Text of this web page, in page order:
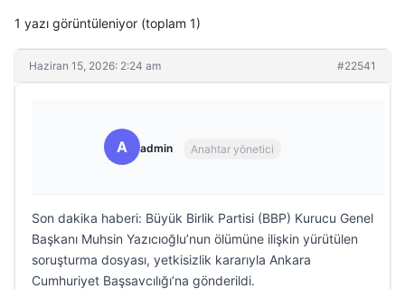
1 yazı görüntüleniyor (toplam 1)
Haziran 15, 2026: 2:24 am #22541
A admin Anahtar yönetici
Son dakika haberi: Büyük Birlik Partisi (BBP) Kurucu Genel
Başkanı Muhsin Yazıcıoğlu’nun ölümüne ilişkin yürütülen
soruşturma dosyası, yetkisizlik kararıyla Ankara
Cumhuriyet Başsavcılığı’na gönderildi.